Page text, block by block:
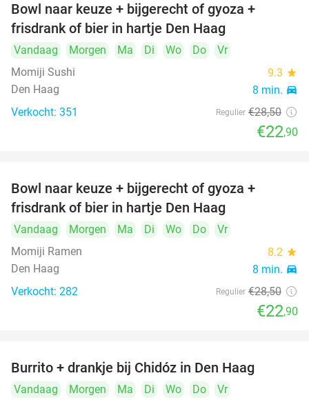
Bowl naar keuze + bijgerecht of gyoza +
frisdrank of bier in hartje Den Haag
Vandaag Morgen Ma Di Wo Do
Vr
Momiji Sushi
9.3 star
Den Haag 8 min. directions_car
Verkocht: 351 Regulier €28,50
€22,90
Bowl naar keuze + bijgerecht of gyoza +
frisdrank of bier in hartje Den Haag
Vandaag Morgen Ma Di Wo Do
Vr
Momiji Ramen
8.2 star
Den Haag 8 min. directions_car
Verkocht: 282 Regulier €28,50
€22,90
Burrito + drankje bij Chidóz in Den Haag
Vandaag Morgen Ma Di Wo Do
Vr